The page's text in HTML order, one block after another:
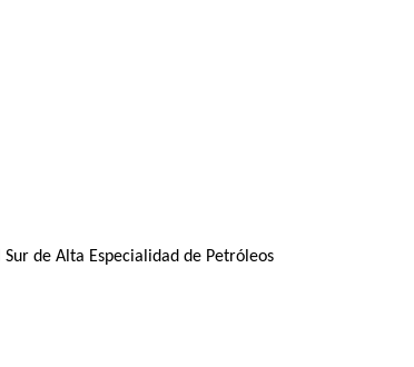
de Alta Especialidad de Petróleos